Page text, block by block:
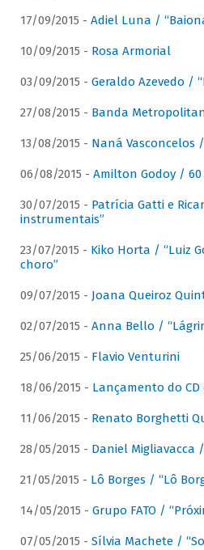
17/09/2015 - Adiel Luna /
10/09/2015 - Rosa Armorial
03/09/2015 - Geraldo Azevedo /
27/08/2015 - Banda
13/08/2015 - Naná Vasconcelos
06/08/2015 - Amilton Godoy /
30/07/2015 - Patrícia Gatti e
instrumentais”
23/07/2015 - Kiko Horta / “Luiz
choro”
09/07/2015 - Joana Queiroz
02/07/2015 - Anna Bello /
25/06/2015 - Flavio Venturini
18/06/2015 - Lançamento do
11/06/2015 - Renato Borghetti
28/05/2015 - Daniel Migliavacca
21/05/2015 - Lô Borges / “Lô
14/05/2015 - Grupo FATO /
07/05/2015 - Sílvia Machete /